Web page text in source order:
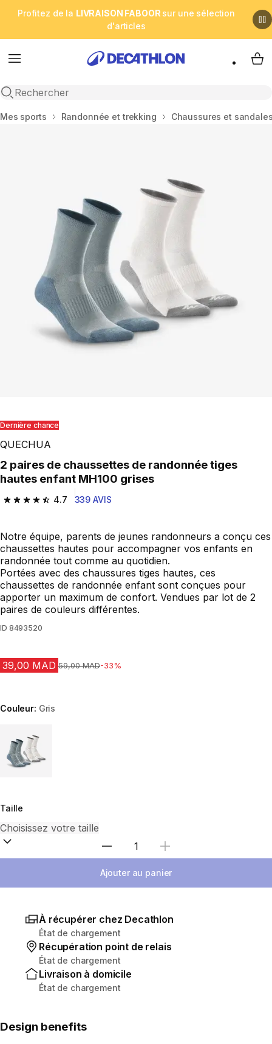
Profitez de la LIVRAISON FABOOR sur une sélection
d'articles
Menu
Open search
My
Accueil
Mes sports Randonnée et trekking Chaussures et
Dernière chance
QUECHUA
2 paires de chaussettes de randonnée tiges
hautes enfant MH100 grises
4.7
4.7 out of 5 stars from 339 reviews
339 AVIS
Notre équipe, parents de jeunes randonneurs a conçu ces
chaussettes hautes pour accompagner vos enfants en
randonnée tout comme au quotidien.
Portées avec des chaussures tiges hautes, ces
chaussettes de randonnée enfant sont conçues pour
apporter un maximum de confort. Vendues par lot de 2
paires de couleurs différentes.
ID 8493520
39,00 MAD Prix avant la réduction
59,00 MAD-33%
Couleur: Gris
Taille
Sélectionnez la quantité
Ajouter au panier
À récupérer chez Decathlon
État de chargement
Récupération point de relais
État de chargement
Livraison à domicile
État de chargement
Design benefits